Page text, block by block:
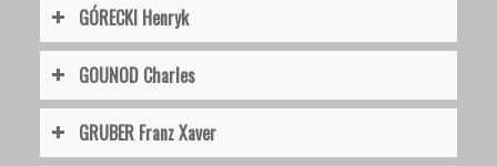
GÓRECKI Henryk
GOUNOD Charles
GRUBER Franz Xaver